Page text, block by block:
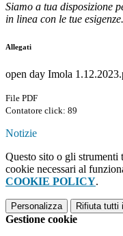
Siamo a tua disposizione
in linea con le tue esigenze.
Allegati
open day Imola
File PDF
Contatore click: 89
Notizie
Questo sito o gli strumenti
cookie necessari al
COOKIE POLICY.
Personalizza Rifiuta tutti
Gestione cookie